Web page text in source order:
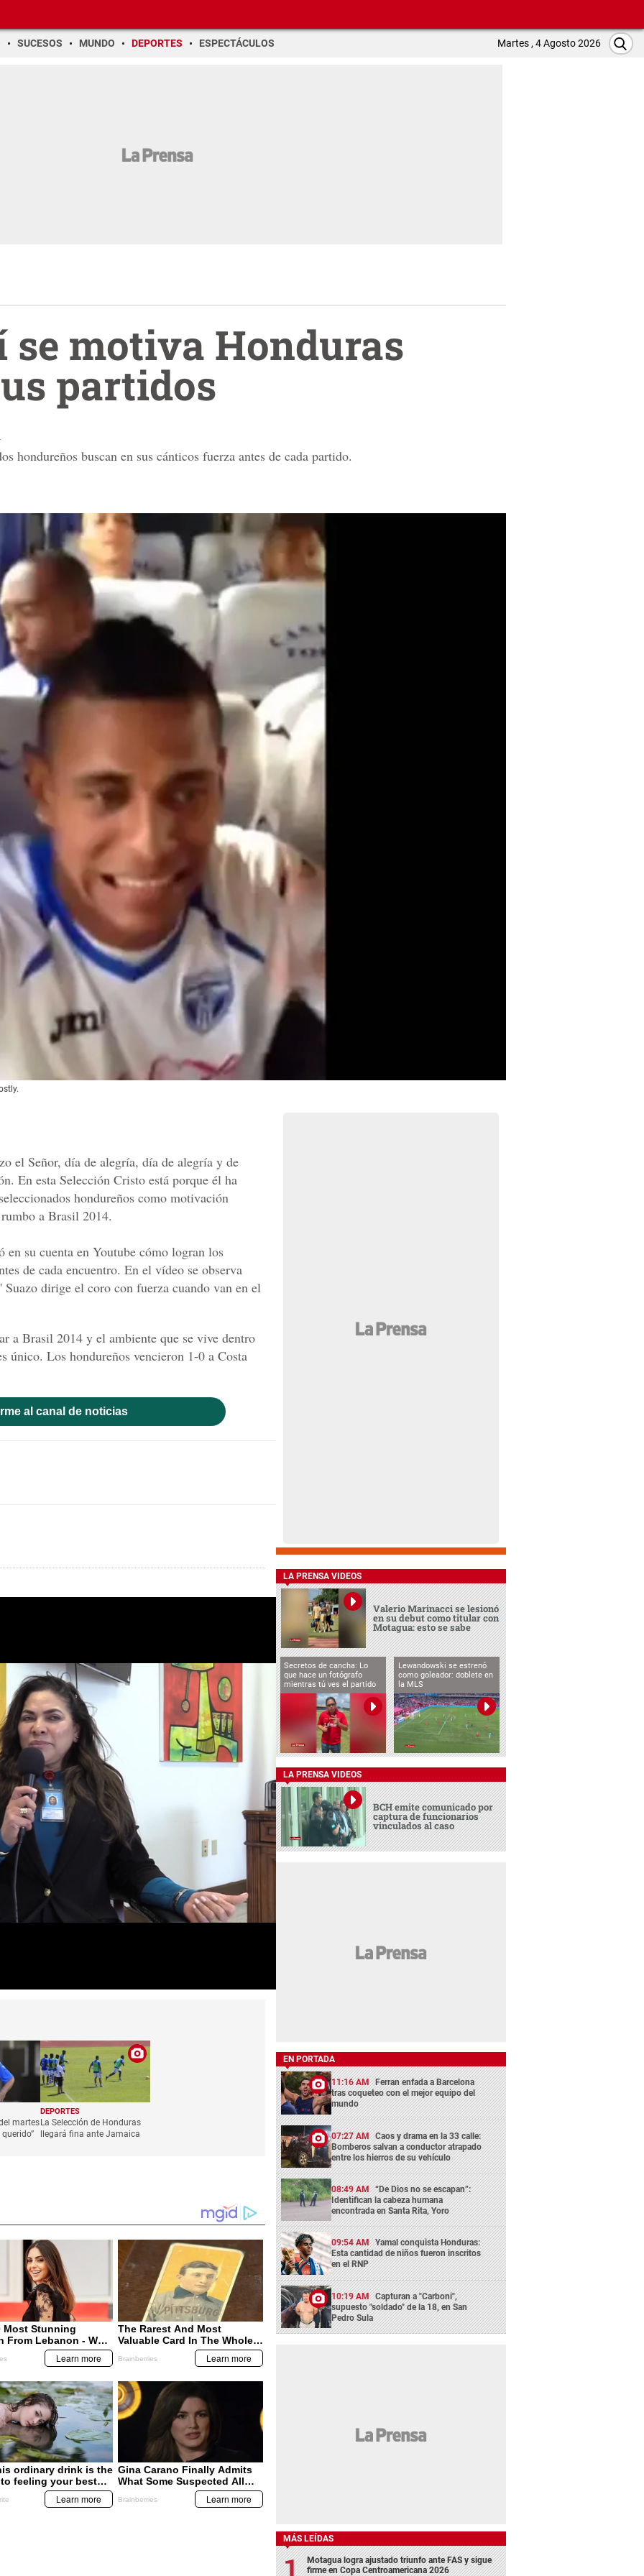
SUCESOS MUNDO DEPORTES ESPECTÁCULOS Martes , 4 Agosto 2026
se motiva Honduras
partidos
hondureños buscan en sus cánticos fuerza antes de cada partido.
el Señor, día de alegría, día de alegría y de
En esta Selección Cristo está porque él ha
hondureños como motivación
a Brasil 2014.
su cuenta en Youtube cómo logran los
de cada encuentro. En el vídeo se observa
dirige el coro con fuerza cuando van en el
a Brasil 2014 y el ambiente que se vive dentro
único. Los hondureños vencieron 1-0 a Costa
al canal de noticias
martes
DEPORTES
La Selección de Honduras
llegará fina ante Jamaica
LA PRENSA VIDEOS
Valerio Marinacci se lesionó
en su debut como titular con
Motagua: esto se sabe
Secretos de cancha: Lo
que hace un fotógrafo
mientras tú ves el partido
Lewandowski se estrenó
como goleador: doblete en
la MLS
LA PRENSA VIDEOS
BCH emite comunicado por
captura de funcionarios
vinculados al caso
EN PORTADA
11:16 AM Ferran enfada a Barcelona
tras coqueteo con el mejor equipo del
mundo
07:27 AM Caos y drama en la 33 calle:
Bomberos salvan a conductor atrapado
entre los hierros de su vehículo
08:49 AM “De Dios no se escapan”:
Identifican la cabeza humana
encontrada en Santa Rita, Yoro
09:54 AM Yamal conquista Honduras:
Esta cantidad de niños fueron inscritos
en el RNP
10:19 AM Capturan a "Carboni",
supuesto "soldado" de la 18, en San
Pedro Sula
MÁS LEÍDAS
Motagua logra ajustado triunfo ante FAS y sigue
firme en Copa Centroamericana 2026